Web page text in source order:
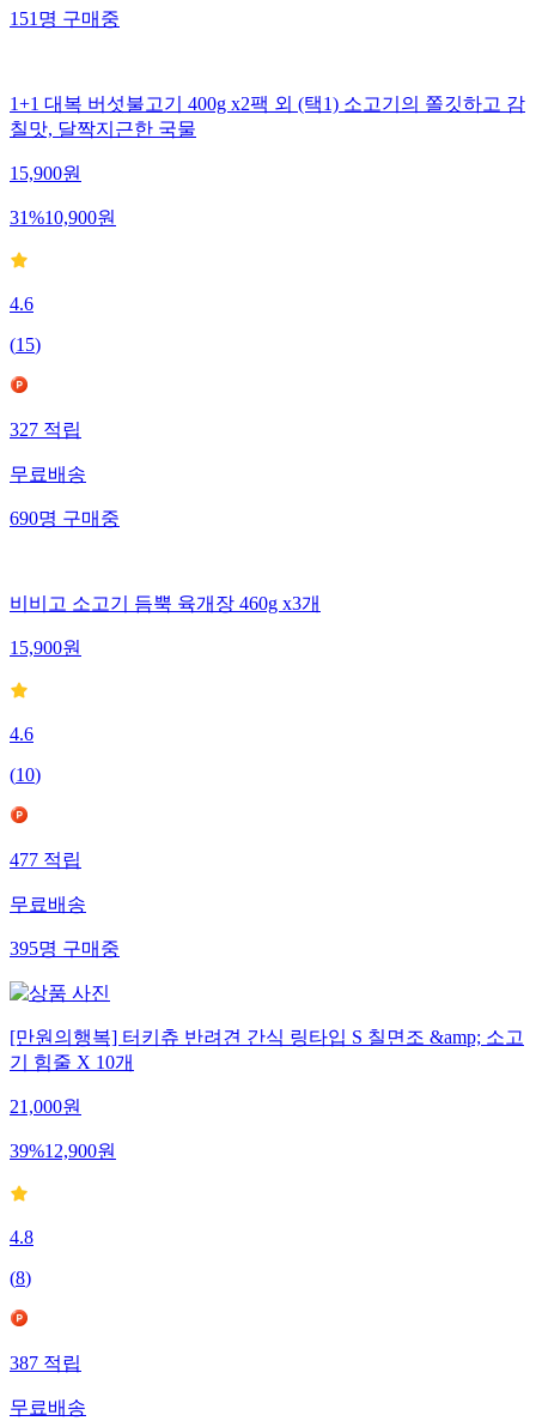
151명구매중
1+1 대복 버섯불고기 400g x2팩 외 (택1) 소고기의 쫄깃하고 감
칠맛, 달짝지근한 국물
15,900원
31%10,900원
4.6
(15)
327적립
무료배송
690명구매중
비비고 소고기 듬뿍 육개장 460g x3개
15,900원
4.6
(10)
477적립
무료배송
395명구매중
[만원의행복] 터키츄 반려견 간식 링타입 S 칠면조 &amp; 소고
기 힘줄 X 10개
21,000원
39%12,900원
4.8
(8)
387적립
무료배송